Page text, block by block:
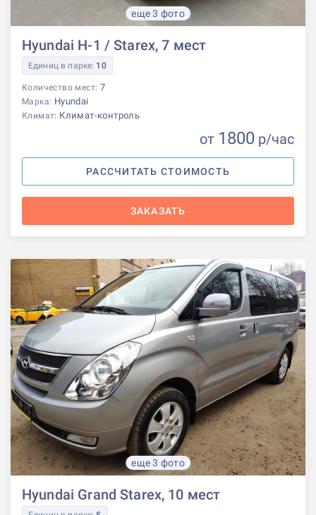
еще 3 фото
Hyundai H-1 / Starex, 7 мест
Единиц в парке: 10
Количество мест: 7
Марка: Hyundai
Климат: Климат-контроль
от 1800 р/час
РАССЧИТАТЬ СТОИМОСТЬ
ЗАКАЗАТЬ
еще 3 фото
Hyundai Grand Starex, 10 мест